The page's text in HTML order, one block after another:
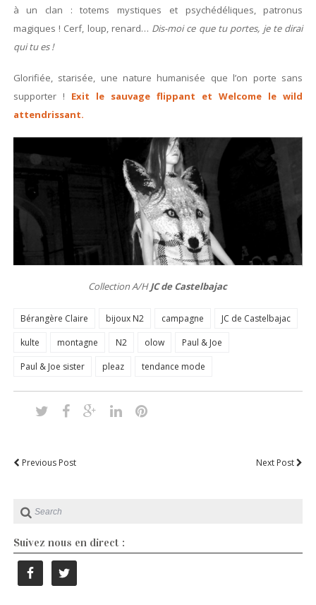
à un clan : totems mystiques et psychédéliques, patronus
magiques ! Cerf, loup, renard… Dis-moi ce que tu portes, je te dirai
qui tu es !
Glorifiée, starisée, une nature humanisée que l’on porte sans
supporter !
Exit le sauvage flippant et Welcome le wild
attendrissant.
Collection A/HJC de Castelbajac
Bérangère Claire bijoux N2 campagne
JC de Castelbajac
kulte
montagne N2 olow
Paul & Joe
Paul & Joe sister
pleaz tendance mode
Previous Post Next Post
Suivez nous en direct :